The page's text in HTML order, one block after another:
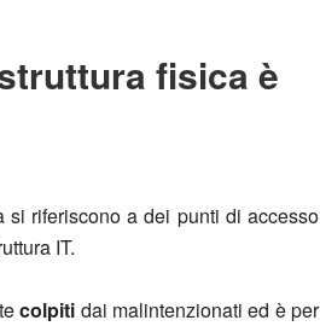
fisica è
riferiscono a dei punti di accesso
IT.
colpiti dai malintenzionati ed è per